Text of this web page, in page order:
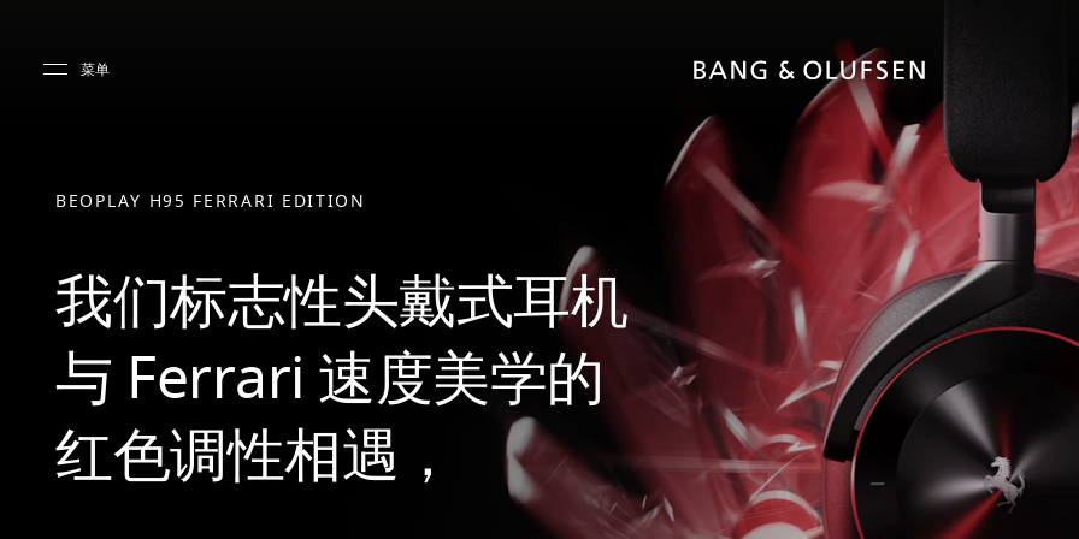
菜单
BEOPLAY H95 FERRARI EDITION
我们标志性头戴式耳机
与 Ferrari 速度美学的
红色调性相遇，